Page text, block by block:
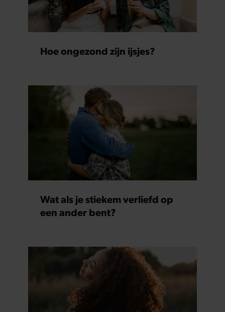
partners kunnen deze gegevens combineren met andere
informatie die u aan ze heeft verstrekt of die ze hebben
verzameld op basis van uw gebruik van hun services. U
gaat akkoord met onze cookies als u onze website blijft
Hoe ongezond zijn ijsjes?
Wat als je stiekem verliefd op
een ander bent?